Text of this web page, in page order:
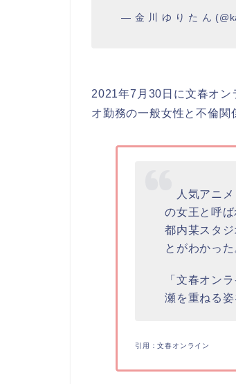
— 金 川 ゆ り た ん
2021年7月30日に文春オン
オ勤務の一般女性と不倫関
人気アニメ
の女王と呼
都内某スタ
とがわかった
「文春オン
瀬を重ねる
引用：文春オンライン